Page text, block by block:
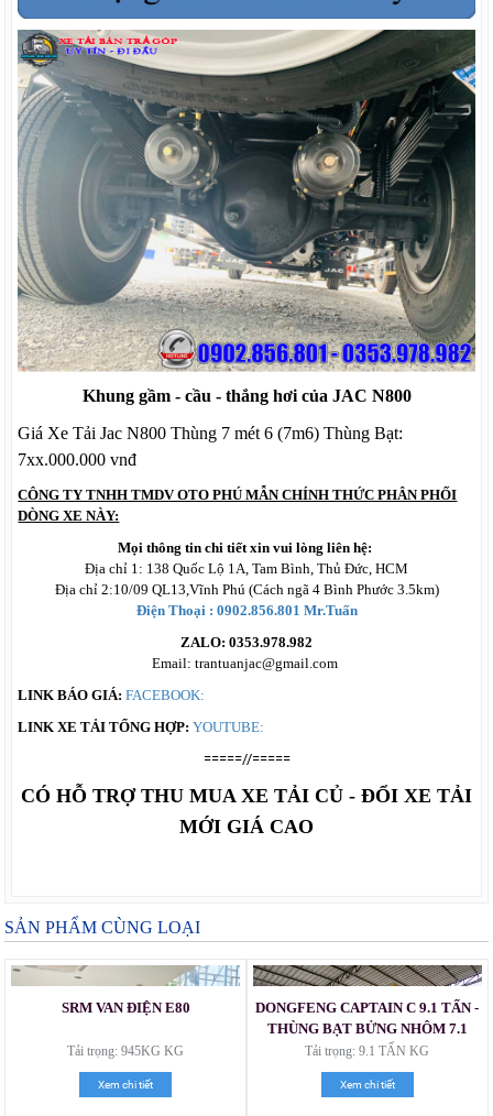
Khung gầm - cầu - thắng hơi của JAC N800
Giá Xe Tải Jac N800 Thùng 7 mét 6 (7m6) Thùng Bạt:
7xx.000.000 vnđ
CÔNG TY TNHH TMDV OTO PHÚ MẪN CHÍNH THỨC PHÂN PHỐI
DÒNG XE NÀY:
Mọi thông tin chi tiết xin vui lòng liên hệ:
Địa chỉ 1: 138 Quốc Lộ 1A, Tam Bình, Thủ Đức, HCM
Địa chỉ 2:10/09 QL13,Vĩnh Phú (Cách ngã 4 Bình Phước 3.5km)
Điện Thoại : 0902.856.801 Mr.Tuấn
ZALO: 0353.978.982
Email: trantuanjac@gmail.com
LINK BÁO GIÁ: FACEBOOK:
LINK XE TẢI TỔNG HỢP: YOUTUBE:
=====//=====
CÓ HỖ TRỢ THU MUA XE TẢI CỦ - ĐỔI XE TẢI
MỚI GIÁ CAO
SẢN PHẨM CÙNG LOẠI
SRM VAN ĐIỆN E80
Tải trọng: 945KG KG
Xem chi tiết
DONGFENG CAPTAIN C 9.1 TẤN -
THÙNG BẠT BỬNG NHÔM 7.1
MÉT
Tải trọng: 9.1 TẤN KG
Xem chi tiết